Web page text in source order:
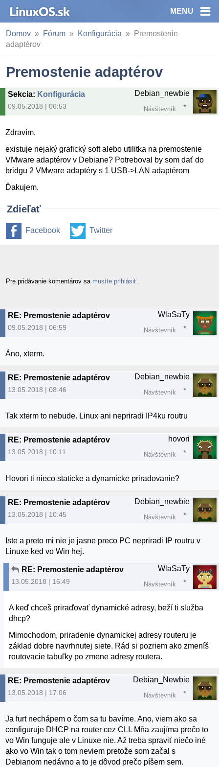
MENU
Domov Fórum Konfigurácia
Premostenie
adaptérov
Premostenie adaptérov
Sekcia: Konfigurácia
09.05.2018 | 06:53
Debian_newbie
Návštevník
Zdravím,
existuje nejaký grafický soft alebo utilitka na premostenie
VMware adaptérov v Debiane? Potreboval by som dať do
bridgu 2 VMware adaptéry s 1 USB->LAN adaptérom
Ďakujem.
Zdieľať
Facebook Twitter
Pre pridávanie komentárov sa musíte prihlásiť
RE: Premostenie adaptérov
09.05.2018 | 06:59
WlaSaTy
Návštevník
Áno, xterm.
RE: Premostenie adaptérov
13.05.2018 | 08:46
Debian_newbie
Návštevník
Tak xterm to nebude. Linux ani nepriradi IP4ku routru
RE: Premostenie adaptérov
13.05.2018 | 10:11
hovori
Návštevník
Hovori ti nieco staticke a dynamicke priradovanie?
RE: Premostenie adaptérov
13.05.2018 | 10:45
Debian_newbie
Návštevník
Iste a preto mi nie je jasne preco PC nepriradi IP routru v
Linuxe ked vo Win hej.
RE: Premostenie adaptérov
13.05.2018 | 16:49
WlaSaTy
Návštevník
A keď chceš priraďovať dynamické adresy, beží ti služba
dhcp?
Mimochodom, priradenie dynamickej adresy routeru je
základ dobre navrhnutej siete. Rád si pozriem ako zmeníš
routovacie tabuľky po zmene adresy routera.
RE: Premostenie adaptérov
13.05.2018 | 17:06
Debian_Newbie
Návštevník
Ja furt nechápem o čom sa tu bavíme. Ano, viem ako sa
configuruje DHCP na router cez CLI. Mňa zaujíma prečo to
vo Win funguje ale v Linuxe nie. Až treba spraviť niečo iné
ako vo Win tak o tom neviem pretože som začal s
Debianom nedávno a to je dôvod prečo píšem sem.